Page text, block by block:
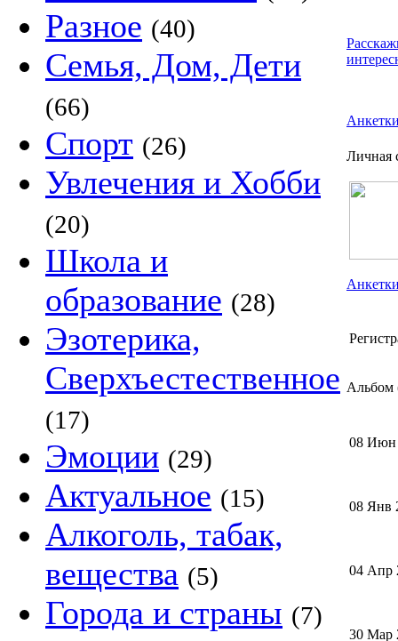
Разное (40)
Семья, Дом, Дети
(66)
Спорт (26)
Увлечения и Хобби
(20)
Школа и
образование (28)
Эзотерика,
Сверхъестественное
(17)
Эмоции (29)
Актуальное (15)
Алкоголь, табак,
вещества (5)
Города и страны (7)
Личная
Альбом
08 Июн
08 Янв
04 Апр
30 Мар